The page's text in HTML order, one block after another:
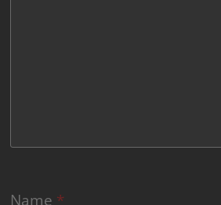
Name *